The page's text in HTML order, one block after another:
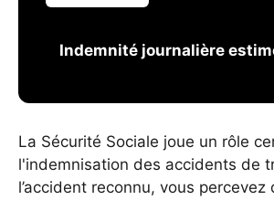
Indemnité journalière
La Sécurité Sociale joue un rôle
l'indemnisation des accidents de
l’accident reconnu, vous